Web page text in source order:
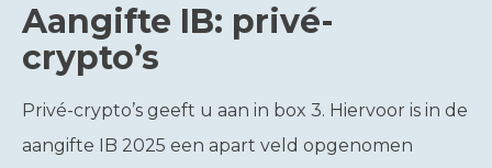
Aangifte IB: privé-
crypto’s
Privé-crypto’s geeft u aan in box 3. Hiervoor is in de
aangifte IB 2025 een apart veld opgenomen